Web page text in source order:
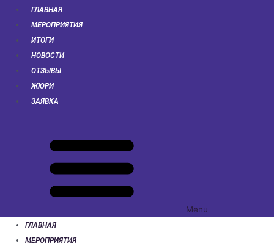
ГЛАВНАЯ
МЕРОПРИЯТИЯ
ИТОГИ
НОВОСТИ
ОТЗЫВЫ
ЖЮРИ
ЗАЯВКА
Menu
ГЛАВНАЯ
МЕРОПРИЯТИЯ